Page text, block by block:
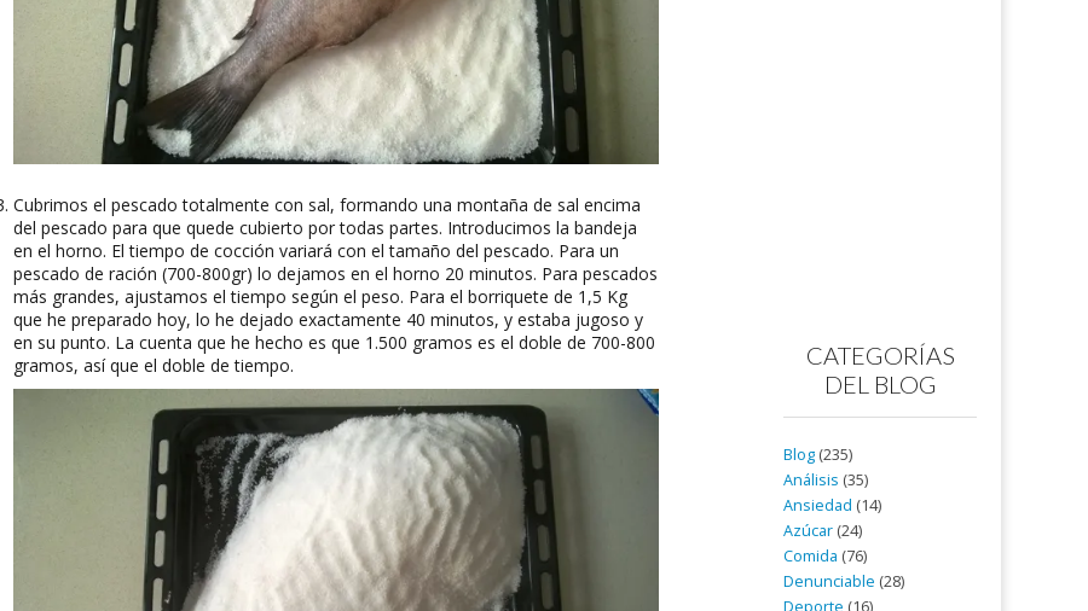
Cubrimos el pescado totalmente con sal, formando una montaña de sal encima
del pescado para que quede cubierto por todas partes. Introducimos la bandeja
en el horno. El tiempo de cocción variará con el tamaño del pescado. Para un
pescado de ración (700-800gr) lo dejamos en el horno 20 minutos. Para pescados
más grandes, ajustamos el tiempo según el peso. Para el borriquete de 1,5 Kg
que he preparado hoy, lo he dejado exactamente 40 minutos, y estaba jugoso y
en su punto. La cuenta que he hecho es que 1.500 gramos es el doble de 700-800
gramos, así que el doble de tiempo.
CATEGORÍAS
DEL BLOG
Blog (235)
Análisis (35)
Ansiedad (14)
Azúcar (24)
Comida (76)
Denunciable (28)
Deporte (16)